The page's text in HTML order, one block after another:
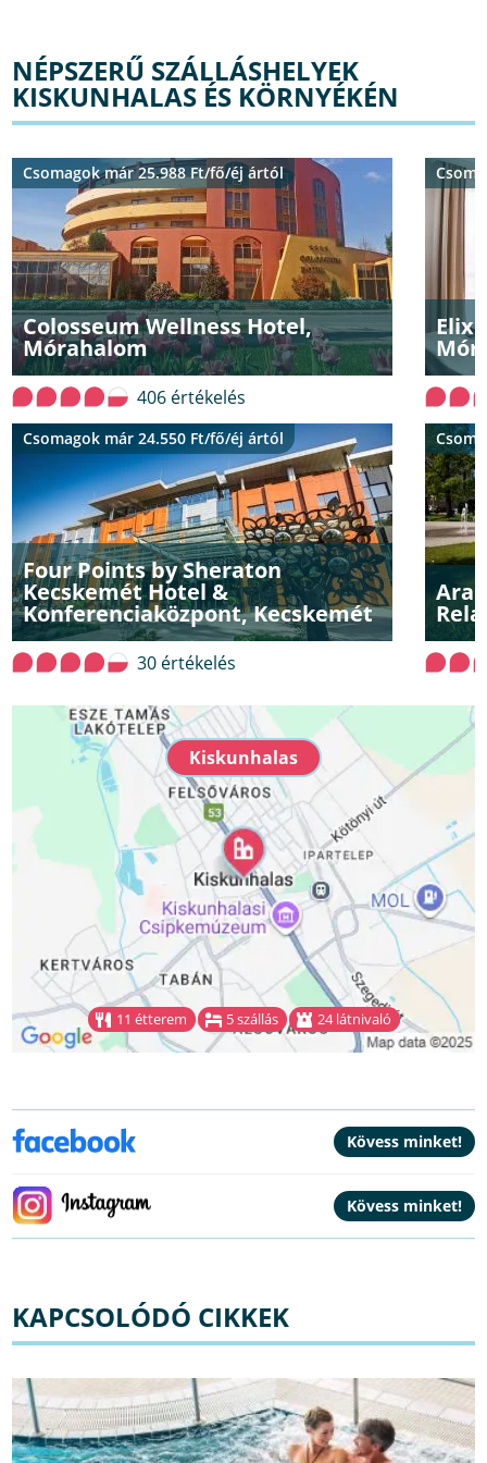
NÉPSZERŰ SZÁLLÁSHELYEK
KISKUNHALAS ÉS KÖRNYÉKÉN
Colosseum Wellness Hotel,
Mórahalom
Csomagok már 25.988 Ft/fő/éj ártól
406 értékelés
Four Points by Sheraton
Kecskemét Hotel &
Konferenciaközpont, Kecskemét
Csomagok már 24.550 Ft/fő/éj ártól
30 értékelés
Kiskunhalas
11 étterem 5 szállás 24 látnivaló
KAPCSOLÓDÓ CIKKEK